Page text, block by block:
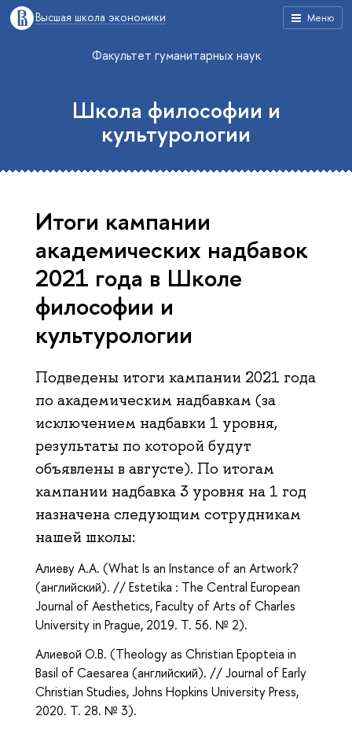
Меню
Высшая школа экономики
Факультет гуманитарных наук
Школа философии и
культурологии
Итоги кампании
академических надбавок
2021 года в Школе
философии и
культурологии
Подведены итоги кампании 2021 года
по академическим надбавкам (за
исключением надбавки 1 уровня,
результаты по которой будут
объявлены в августе). По итогам
кампании надбавка 3 уровня на 1 год
назначена следующим сотрудникам
нашей школы:
Алиеву А.А. (What Is an Instance of an Artwork?
(английский). // Estetika : The Central European
Journal of Aesthetics, Faculty of Arts of Charles
University in Prague, 2019. T. 56. № 2).
Алиевой О.В. (Theology as Christian Epopteia in
Basil of Caesarea (английский). // Journal of Early
Christian Studies, Johns Hopkins University Press,
2020. T. 28. № 3).